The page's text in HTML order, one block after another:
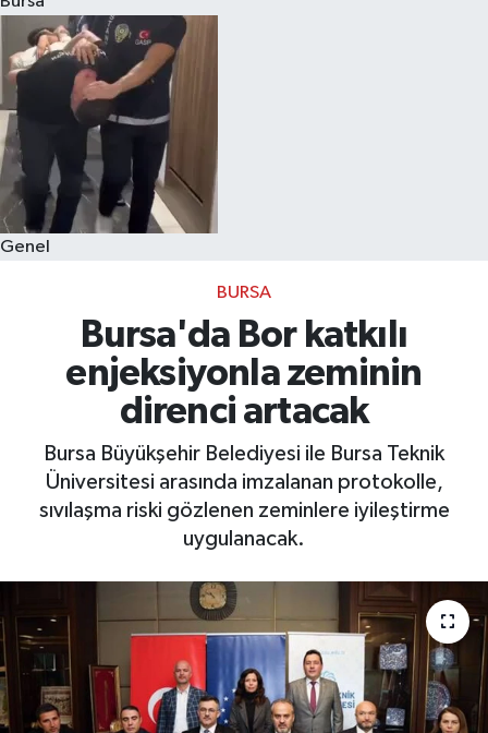
Genel
BURSA
Bursa'da Bor katkılı
enjeksiyonla zeminin
direnci artacak
Bursa Büyükşehir Belediyesi ile Bursa Teknik
Üniversitesi arasında imzalanan protokolle,
sıvılaşma riski gözlenen zeminlere iyileştirme
uygulanacak.
Eğitim
Sağlık
Magazin
Kültür & Sanat
Teknoloji
Genel
Bilim, Teknoloji